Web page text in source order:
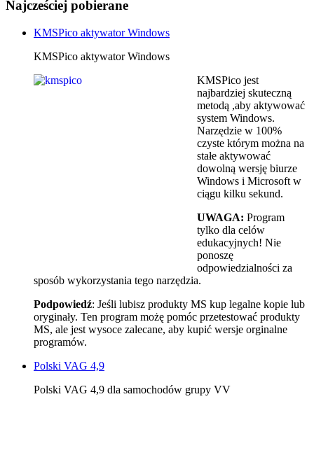
Najcześciej pobierane
KMSPico aktywator Windows
KMSPico aktywator Windows
KMSPico jest
najbardziej skuteczną
metodą ,aby aktywować
system Windows.
Narzędzie w 100%
czyste którym można na
stałe aktywować
dowolną wersję biurze
Windows i Microsoft w
ciągu kilku sekund.
UWAGA: Program
tylko dla celów
edukacyjnych! Nie
ponoszę
odpowiedzialności za
sposób wykorzystania tego narzędzia.
Podpowiedź: Jeśli lubisz produkty MS kup legalne kopie lub
oryginały. Ten program możę pomóc przetestować produkty
MS, ale jest wysoce zalecane, aby kupić wersje orginalne
programów.
Polski VAG 4,9
Polski VAG 4,9 dla samochodów grupy VV